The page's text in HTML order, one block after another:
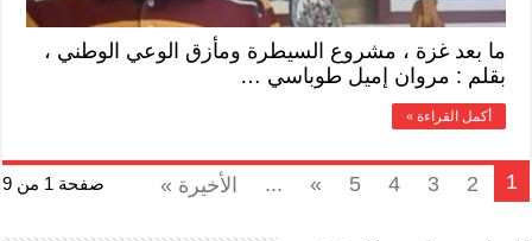
ما بعد غزة ، مشروع السيطرة ومأزق الوعي الوطني ،
بقلم : مروان إميل طوباسي …
أكمل القراءة »
صفحة 1 من 9 1
2
3
4
5
»
... الأخيرة »